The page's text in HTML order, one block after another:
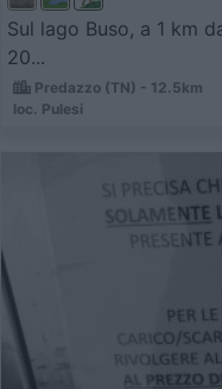
Sul lago Buso, a 1 km
20...
Predazzo (TN) - 12.5km
loc. Pulesi